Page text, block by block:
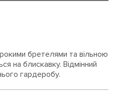
бретелями та вільною
на блискавку. Відмінний
гардеробу.